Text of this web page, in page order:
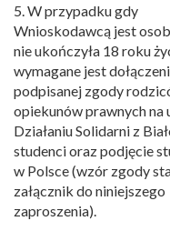
5. W przypadku gdy
Wnioskodawcą jest
nie ukończyła 18 roku
wymagane jest
podpisanej zgody
opiekunów prawnych na
Działaniu Solidarni z
studenci oraz podjęcie
w Polsce (wzór zgody
załącznik do niniejszego
zaproszenia).